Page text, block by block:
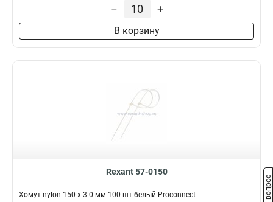
– +
В корзину
Rexant 57-0150
Хомут nylon 150 х 3.0 мм 100 шт белый Proconnect